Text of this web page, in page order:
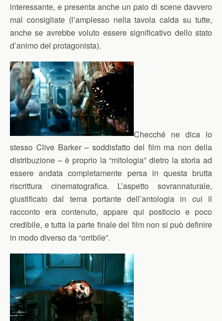
interessante, e presenta anche un paio di scene davvero
mal consigliate (l’amplesso nella tavola calda su tutte,
anche se avrebbe voluto essere significativo dello stato
d’animo del protagonista).
Checché ne dica lo
stesso Clive Barker – soddisfatto del film ma non della
distribuzione – è proprio la “mitologia” dietro la storia ad
essere andata completamente persa in questa brutta
riscrittura cinematografica. L’aspetto sovrannaturale,
giustificato dal tema portante dell’antologia in cui il
racconto era contenuto, appare qui posticcio e poco
credibile, e tutta la parte finale del film non si può definire
in modo diverso da “orribile”.